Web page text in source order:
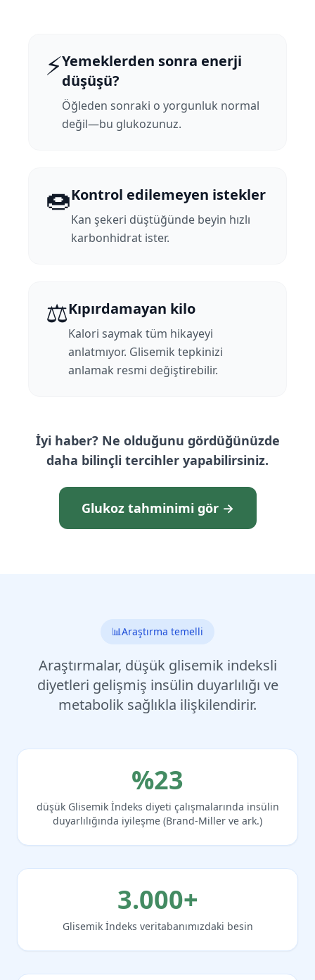
⚡Yemeklerden sonra enerji
düşüşü?
Öğleden sonraki o yorgunluk normal
değil—bu glukozunuz.
🍩Kontrol edilemeyen istekler
Kan şekeri düştüğünde beyin hızlı
karbonhidrat ister.
⚖️Kıpırdamayan kilo
Kalori saymak tüm hikayeyi
anlatmıyor. Glisemik tepkinizi
anlamak resmi değiştirebilir.
İyi haber? Ne olduğunu gördüğünüzde
daha bilinçli tercihler yapabilirsiniz.
Glukoz tahminimi gör →
📊Araştırma temelli
Araştırmalar, düşük glisemik indeksli
diyetleri gelişmiş insülin duyarlılığı ve
metabolik sağlıkla ilişkilendirir.
%23
düşük Glisemik İndeks diyeti çalışmalarında insülin
duyarlılığında iyileşme (Brand-Miller ve ark.)
3.000+
Glisemik İndeks veritabanımızdaki besin